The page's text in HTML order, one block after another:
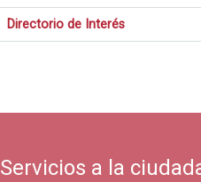
Directorio de Interés
Servicios a la